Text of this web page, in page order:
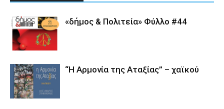
«δήμος & Πολιτεία» Φύλλο #44
“Η Αρμονία της Αταξίας” – χαϊκού